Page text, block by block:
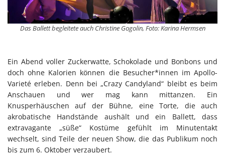
Das Ballett begleitete auch Christine Gogolin, Foto: Karina Hermsen
Ein Abend voller Zuckerwatte, Schokolade und Bonbons und
doch ohne Kalorien können die Besucher*innen im Apollo-
Varieté erleben. Denn bei „Crazy Candyland“ bleibt es beim
Anschauen und wer mag kann mittanzen. Ein
Knusperhäuschen auf der Bühne, eine Torte, die auch
akrobatische Handstände aushält und ein Ballett, dass
extravagante „süße“ Kostüme gefühlt im Minutentakt
wechselt, sind Teile der neuen Show, die das Publikum noch
bis zum 6. Oktober verzaubert.